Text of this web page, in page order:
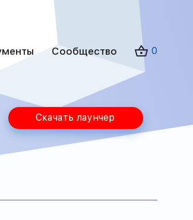
Сообщество 0
Скачать лаунчер